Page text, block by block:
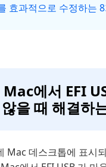
효과적으로 수정하는
에서 EFI
을 때 해결하
Mac 데스크톱에 표시